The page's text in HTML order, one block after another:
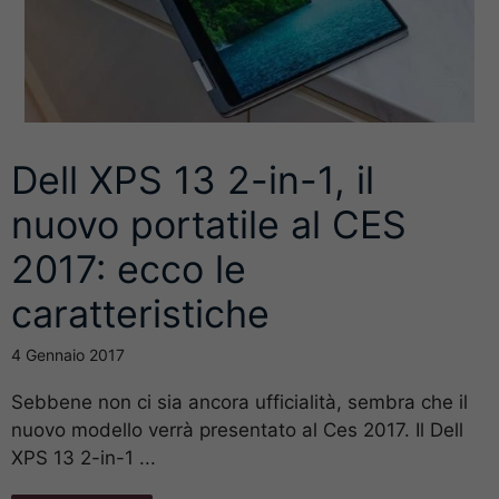
Dell XPS 13 2-in-1, il
nuovo portatile al CES
2017: ecco le
caratteristiche
4 Gennaio 2017
Sebbene non ci sia ancora ufficialità, sembra che il
nuovo modello verrà presentato al Ces 2017. Il Dell
XPS 13 2-in-1 ...